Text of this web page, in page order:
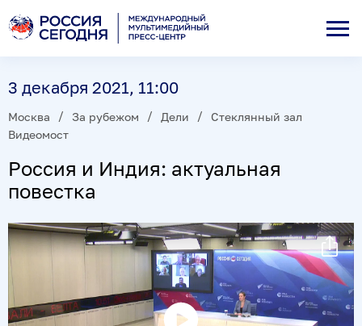
3 декабря 2021, 11:00
Москва За рубежом Дели
Стеклянный зал
Видеомост
Россия и Индия: актуальная
повестка